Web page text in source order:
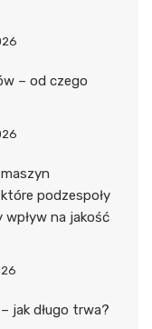
– od czego
podzespoły
wpływ na jakość
jak długo trwa?